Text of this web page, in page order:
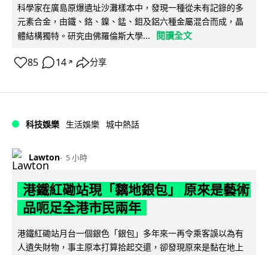
科學家在廣島原爆遺址沙灘樣本中，發現一種從未有記錄的多
元素合金，由鐵、鉻、鎳、錳、鉬及鋁六種金屬混合而成，晶
體結構獨特。研究由佛羅倫斯大學...
閱讀全文
85 14 ↗ 分享
科技娛樂 生活娛樂 城中熱話
Lawton 5 小時
港鐵紅磡站現「黐地銀包」 原來是藝術
品呃足全港市民兩年
港鐵紅磡站月台一個銀色「銀包」多年來一再令乘客誤以為有
人遺失財物，事主原本打算拾起交還，卻發現原來是黏在地上